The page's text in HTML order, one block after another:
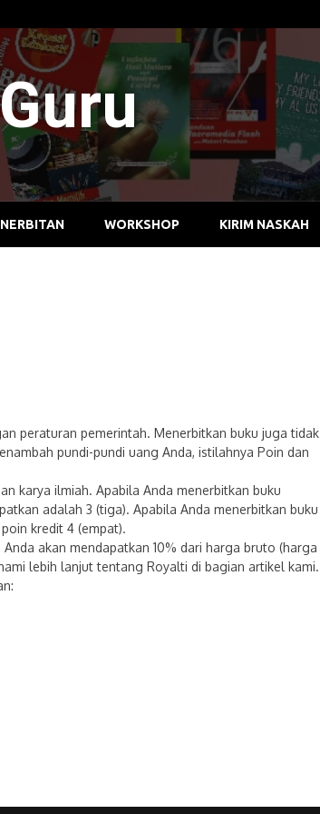
WORKSHOP KIRIM NASKAH
peraturan pemerintah. Menerbitkan buku juga tidak
pundi-pundi uang Anda, istilahnya Poin dan
karya ilmiah. Apabila Anda menerbitkan buku
adalah 3 (tiga). Apabila Anda menerbitkan buku
kredit 4 (empat).
akan mendapatkan 10% dari harga bruto (harga
lebih lanjut tentang Royalti di bagian artikel kami.